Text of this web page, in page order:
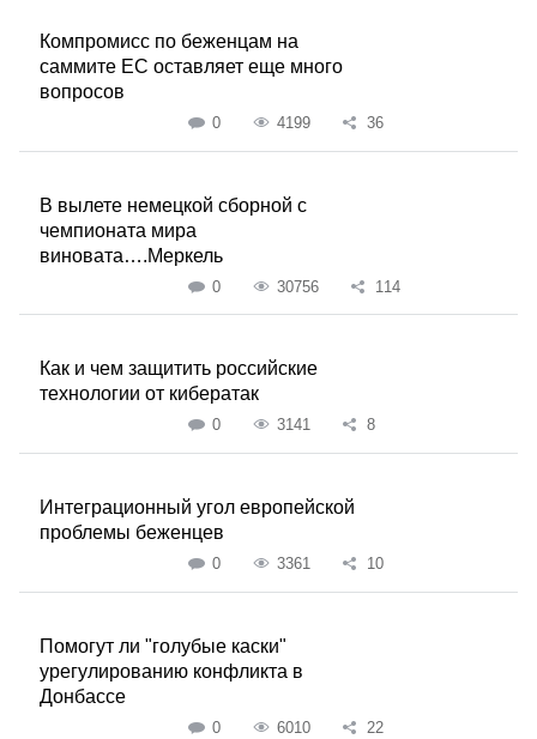
Компромисс по беженцам на
саммите ЕС оставляет еще много
вопросов
0 4199 36
В вылете немецкой сборной с
чемпионата мира
виновата….Меркель
0 30756 114
Как и чем защитить российские
технологии от кибератак
0 3141 8
Интеграционный угол европейской
проблемы беженцев
0 3361 10
Помогут ли "голубые каски"
урегулированию конфликта в
Донбассе
0 6010 22